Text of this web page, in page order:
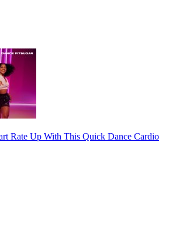
Rate Up With This Quick Dance Cardio